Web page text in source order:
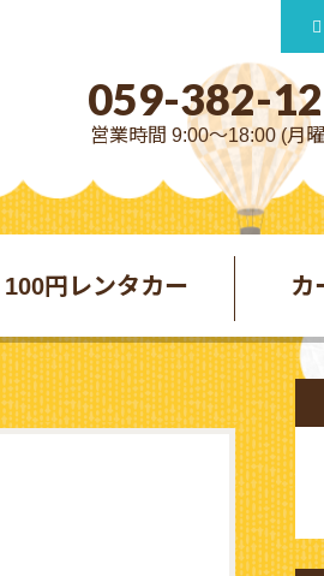
059-382-
営業時間 9:00～18:00 (月
100円レンタカー カ